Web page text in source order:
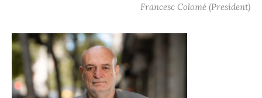
Francesc Colomé (President)